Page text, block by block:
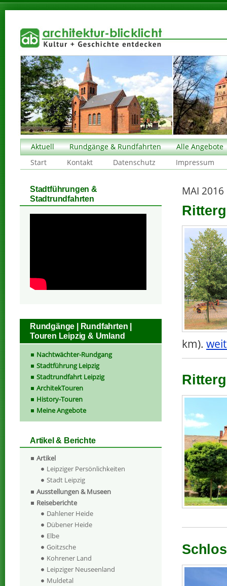
Aktuell Rundgänge & Rundfahrten
Alle Angebote
Start
Kontakt Datenschutz Impressum
MAI 2016
km).
Stadtführungen &
Stadtrundfahrten
Rundgänge | Rundfahrten |
Touren Leipzig & Umland
Nachtwächter-Rundgang
Stadtführung Leipzig
Stadtrundfahrt Leipzig
ArchitekTouren
History-Touren
Meine Angebote
Artikel & Berichte
Artikel
Leipziger Persönlichkeiten
Stadt Leipzig
Ausstellungen & Museen
Reiseberichte
Dahlener Heide
Dübener Heide
Elbe
Goitzsche
Kohrener Land
Leipziger Neuseenland
Muldetal